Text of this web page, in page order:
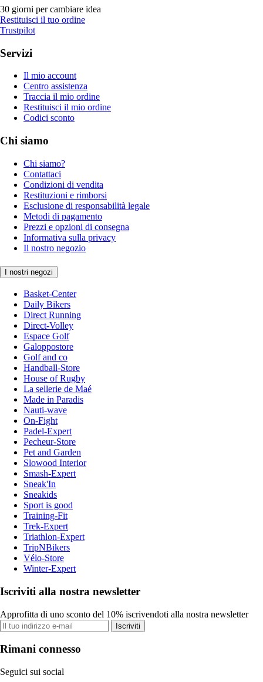
30 giorni per cambiare idea
Restituisci il tuo ordine
Trustpilot
Servizi
Il mio account
Centro assistenza
Traccia il mio ordine
Restituisci il mio ordine
Codici sconto
Chi siamo
Chi siamo?
Contattaci
Condizioni di vendita
Restituzioni e rimborsi
Esclusione di responsabilità legale
Metodi di pagamento
Prezzi e opzioni di consegna
Informativa sulla privacy
Il nostro negozio
I nostri negozi
Basket-Center
Daily Bikers
Direct Running
Direct-Volley
Espace Golf
Galoppostore
Golf and co
Handball-Store
House of Rugby
La sellerie de Maé
Made in Paradis
Nauti-wave
On-Fight
Padel-Expert
Pecheur-Store
Pet and Garden
Slowood Interior
Smash-Expert
Sneak'In
Sneakids
Sport is good
Training-Fit
Trek-Expert
Triathlon-Expert
TripNBikers
Vélo-Store
Winter-Expert
Iscriviti alla nostra newsletter
Approfitta di uno sconto del 10% iscrivendoti alla nostra newsletter
Iscriviti
Rimani connesso
Seguici sui social